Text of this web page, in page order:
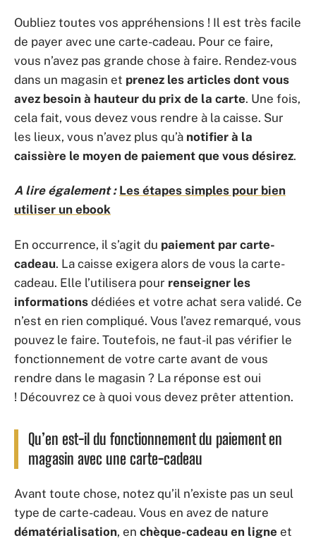
Oubliez toutes vos appréhensions ! Il est très facile
de payer avec une carte-cadeau. Pour ce faire,
vous n’avez pas grande chose à faire. Rendez-vous
dans un magasin et prenez les articles dont vous
avez besoin à hauteur du prix de la carte. Une fois,
cela fait, vous devez vous rendre à la caisse. Sur
les lieux, vous n’avez plus qu’à notifier à la
caissière le moyen de paiement que vous désirez.
A lire également : Les étapes simples pour bien
utiliser un ebook
En occurrence, il s’agit du paiement par carte-
cadeau. La caisse exigera alors de vous la carte-
cadeau. Elle l’utilisera pour renseigner les
informations dédiées et votre achat sera validé. Ce
n’est en rien compliqué. Vous l’avez remarqué, vous
pouvez le faire. Toutefois, ne faut-il pas vérifier le
fonctionnement de votre carte avant de vous
rendre dans le magasin ? La réponse est oui
! Découvrez ce à quoi vous devez prêter attention.
Qu’en est-il du fonctionnement du paiement en
magasin avec une carte-cadeau
Avant toute chose, notez qu’il n’existe pas un seul
type de carte-cadeau. Vous en avez de nature
dématérialisation, en chèque-cadeau en ligne et